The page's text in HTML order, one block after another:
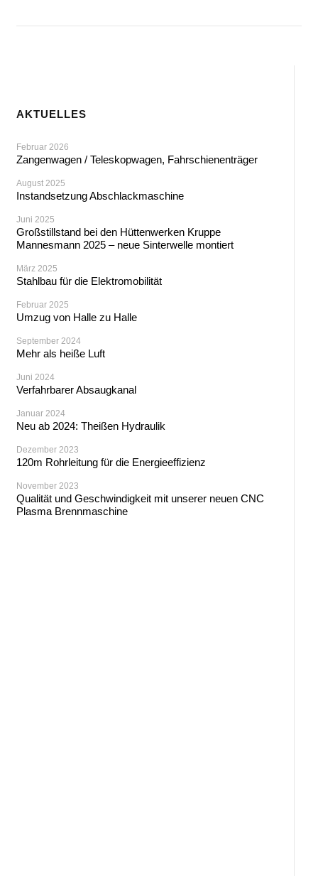
AKTUELLES
Zangenwagen / Teleskopwagen, Fahrschienenträger
Februar 2026
Instandsetzung Abschlackmaschine
August 2025
Großstillstand bei den Hüttenwerken Kruppe
Mannesmann 2025 – neue Sinterwelle montiert
Juni 2025
Stahlbau für die Elektromobilität
März 2025
Umzug von Halle zu Halle
Februar 2025
Mehr als heiße Luft
September 2024
Verfahrbarer Absaugkanal
Juni 2024
Neu ab 2024: Theißen Hydraulik
Januar 2024
120m Rohrleitung für die Energieeffizienz
Dezember 2023
Qualität und Geschwindigkeit mit unserer neuen CNC
Plasma Brennmaschine
November 2023